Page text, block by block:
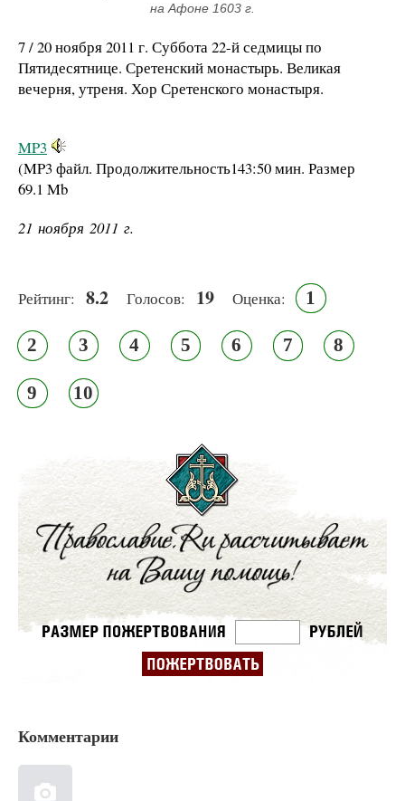
на Афоне 1603 г.
7 / 20 ноября 2011 г. Суббота 22-й седмицы по
Пятидесятнице. Сретенский монастырь. Великая
вечерня, утреня. Хор Сретенского монастыря.
MP3
(MP3 файл. Продолжительность143:50 мин. Размер
69.1 Mb
21 ноября 2011 г.
Рейтинг: 8.2 Голосов: 19 Оценка: 1
2 3 4 5 6 7 8
9 10
Комментарии